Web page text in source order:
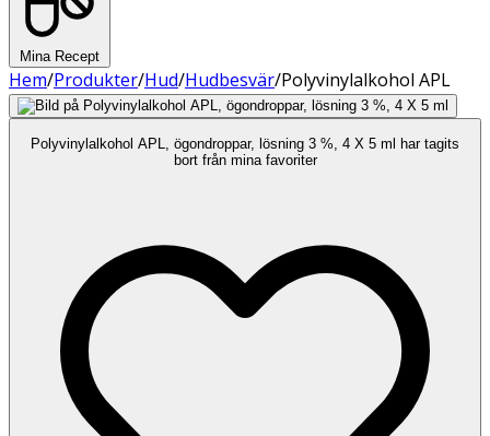
Mina Recept
Hem/Produkter/Hud/Hudbesvär/Polyvinylalkohol APL
Polyvinylalkohol APL, ögondroppar, lösning 3 %, 4 X 5 ml har tagits
bort från mina favoriter